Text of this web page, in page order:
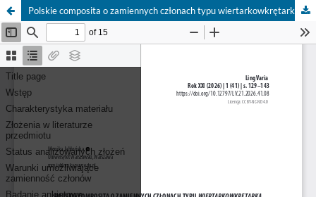
Polskie composita o zamiennych członach typu wiertarkowkrętarka